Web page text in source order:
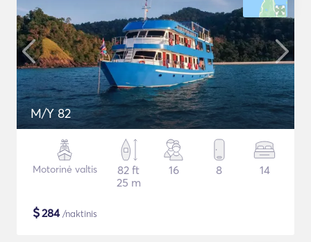
M/Y 82
Motorinė valtis
82 ft
25 m
16 8 14
$284/naktinis